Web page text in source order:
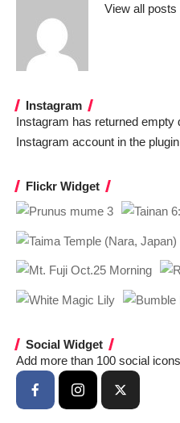
View all posts
Instagram
Instagram has returned empty
Instagram account in the
Flickr Widget
Social Widget
Add more than 100 social